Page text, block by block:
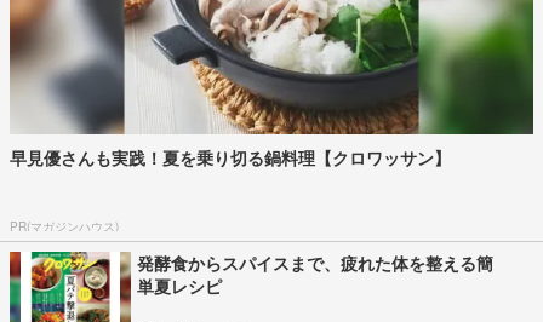
早見優さんも実践！夏を乗り切る鍋料理【クロワッサン】
PR(マガジンハウス)
発酵食からスパイスまで、疲れた体を整える簡
単夏レシピ